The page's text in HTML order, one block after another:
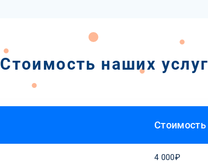
Стоимость наших услуг
Стоимость
4 000₽